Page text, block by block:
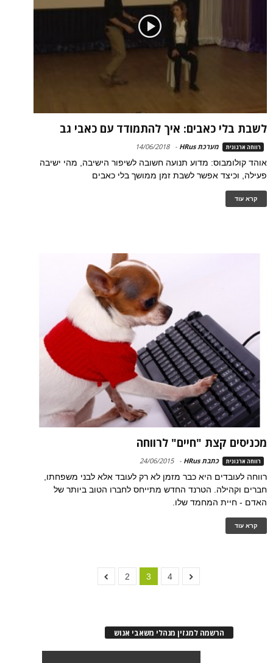
לשבת בלי כאבים: איך להתמודד עם כאבי גב
רווחה ארגונית מערכת HRus -
14/06/2018
אוהד קולומבוס: מדוע תנועה חשובה לשיפור הישיבה, מהי ישיבה
פעילה, וכיצד אפשר לשבת זמן ממושך בלי כאבים
קרא עוד
מכניסים קצת "חיים" לרווחה
רווחה ארגונית כתבת HRus -
24/06/2015
רווחה לעובדים היא כבר מזמן לא רק לעובד אלא לבני משפחתו,
חברים וקהילה. הטרנד החדש מתייחס לחברו הטוב ביותר של
האדם - חיית המחמד שלו.
קרא עוד
2 3 4
הרשמה למגזין מנהלי משאבי אנוש